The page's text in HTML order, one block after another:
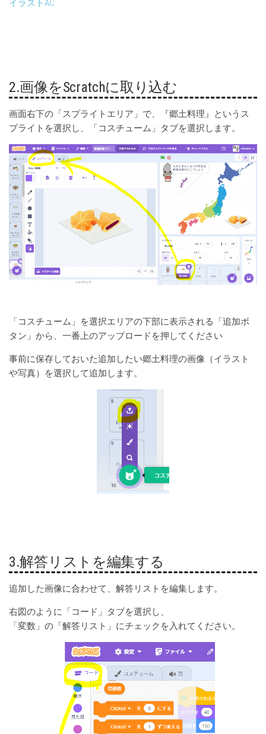
イラストAC
2.画像をScratchに取り込む
画面右下の「スプライトエリア」で、『郷土料理』というス
プライトを選択し、「コスチューム」タブを選択します。
「コスチューム」を選択エリアの下部に表示される「追加ボ
タン」から、一番上のアップロードを押してください
事前に保存しておいた追加したい郷土料理の画像（イラスト
や写真）を選択して追加します。
3.解答リストを編集する
追加した画像に合わせて、解答リストを編集します。
右図のように「コード」タブを選択し、
「変数」の「解答リスト」にチェックを入れてください。